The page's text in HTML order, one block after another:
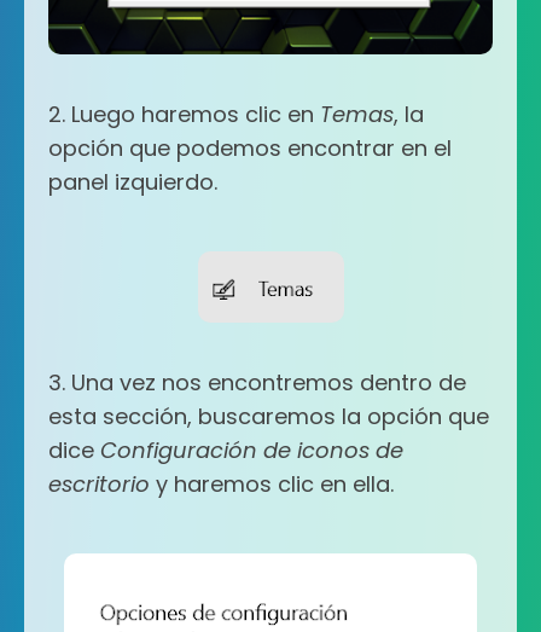
2. Luego haremos clic en Temas, la
opción que podemos encontrar en el
panel izquierdo.
3. Una vez nos encontremos dentro de
esta sección, buscaremos la opción que
dice Configuración de iconos de
escritorio y haremos clic en ella.